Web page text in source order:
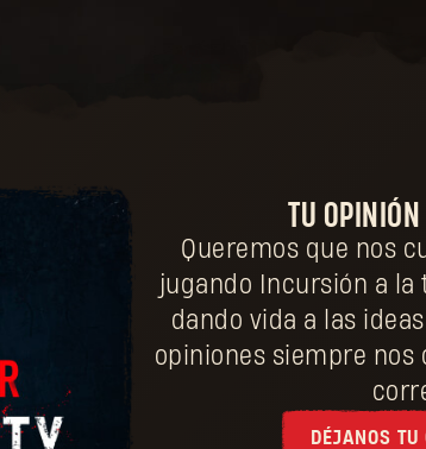
TU
Queremos que nos
jugando Incursión a
dando vida a las
opiniones siempre
DÉJANOS TU